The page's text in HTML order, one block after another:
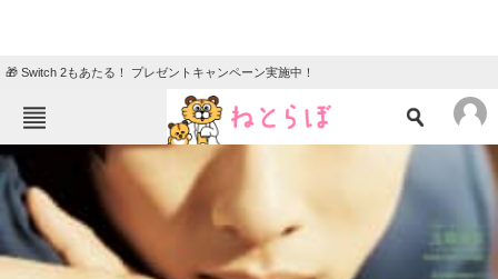
🎁 Switch 2もあたる！ プレゼントキャンペーン実施中！
ねとらぼメニュー
TOP
エンタメ クイズ
グルメ 地域